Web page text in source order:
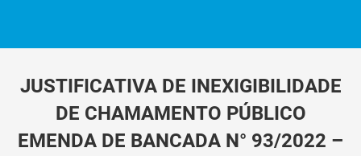
JUSTIFICATIVA DE INEXIGIBILIDADE
DE CHAMAMENTO PÚBLICO
EMENDA DE BANCADA N° 93/2022 –